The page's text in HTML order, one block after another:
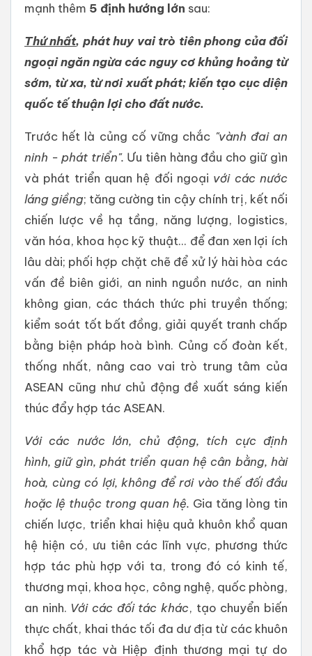
mạnh thêm 5 định hướng lớn sau:
Thứ nhất, phát huy vai trò tiên phong của đối
ngoại ngăn ngừa các nguy cơ khủng hoảng từ
sớm, từ xa, từ nơi xuất phát; kiến tạo cục diện
quốc tế thuận lợi cho đất nước.
Trước hết là củng cố vững chắc "vành đai an
ninh - phát triển". Ưu tiên hàng đầu cho giữ gìn
và phát triển quan hệ đối ngoại với các nước
láng giềng; tăng cường tin cậy chính trị, kết nối
chiến lược về hạ tầng, năng lượng, logistics,
văn hóa, khoa học kỹ thuật... để đan xen lợi ích
lâu dài; phối hợp chặt chẽ để xử lý hài hòa các
vấn đề biên giới, an ninh nguồn nước, an ninh
không gian, các thách thức phi truyền thống;
kiểm soát tốt bất đồng, giải quyết tranh chấp
bằng biện pháp hoà bình. Củng cố đoàn kết,
thống nhất, nâng cao vai trò trung tâm của
ASEAN cũng như chủ động đề xuất sáng kiến
thúc đẩy hợp tác ASEAN.
Với các nước lớn, chủ động, tích cực định
hình, giữ gìn, phát triển quan hệ cân bằng, hài
hoà, cùng có lợi, không để rơi vào thế đối đầu
hoặc lệ thuộc trong quan hệ. Gia tăng lòng tin
chiến lược, triển khai hiệu quả khuôn khổ quan
hệ hiện có, ưu tiên các lĩnh vực, phương thức
hợp tác phù hợp với ta, trong đó có kinh tế,
thương mại, khoa học, công nghệ, quốc phòng,
an ninh. Với các đối tác khác, tạo chuyển biến
thực chất, khai thác tối đa dư địa từ các khuôn
khổ hợp tác và Hiệp định thương mại tự do